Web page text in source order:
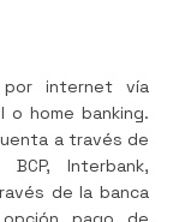
por internet vía
home banking.
a través de
Interbank,
de la banca